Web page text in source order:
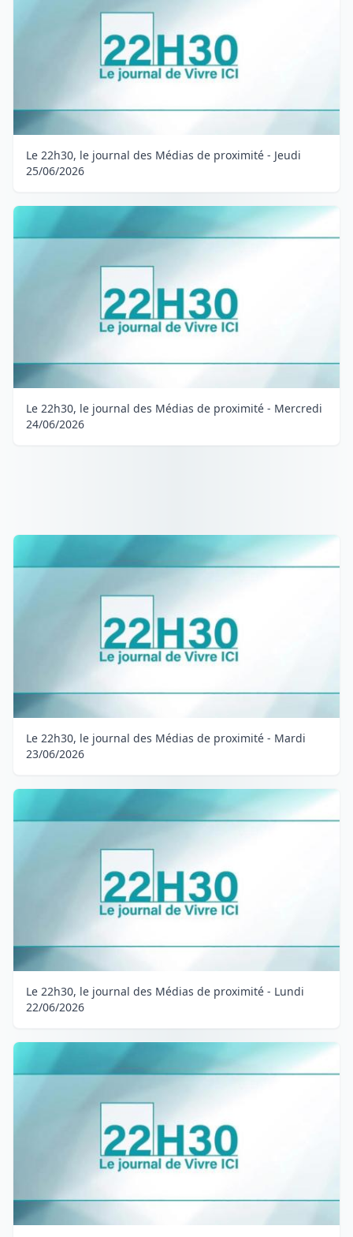
Le 22h30, le journal des Médias de proximité - Jeudi
25/06/2026
Le 22h30, le journal des Médias de proximité - Mercredi
24/06/2026
Le 22h30, le journal des Médias de proximité - Mardi
23/06/2026
Le 22h30, le journal des Médias de proximité - Lundi
22/06/2026